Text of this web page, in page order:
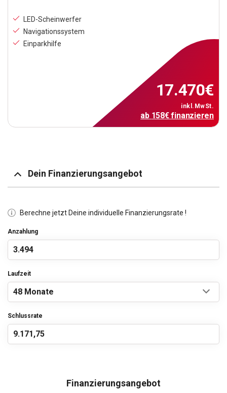
LED-Scheinwerfer
Navigationssystem
Einparkhilfe
17.470€
inkl.MwSt.
ab 158€finanzieren
Dein Finanzierungsangebot
Berechne jetzt Deine individuelle Finanzierungsrate !
Anzahlung
Laufzeit
Schlussrate
Finanzierungsangebot